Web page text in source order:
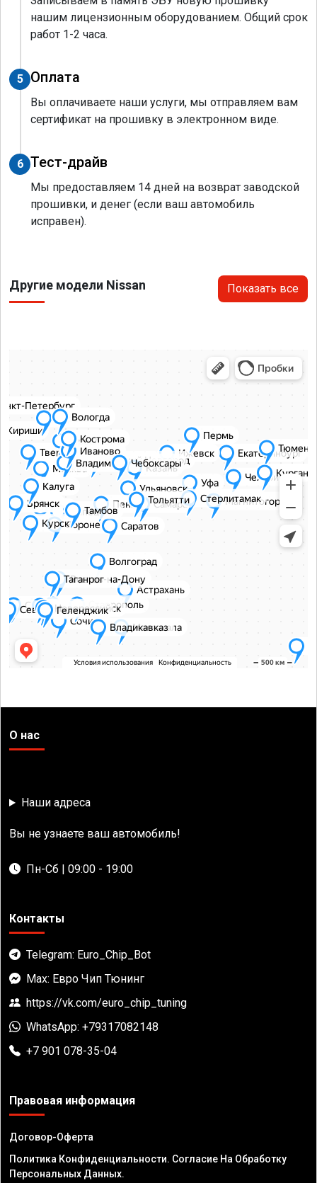
нашим лицензионным оборудованием. Общий срок
работ 1-2 часа.
5 Оплата
Вы оплачиваете наши услуги, мы отправляем вам
сертификат на прошивку в электронном виде.
6 Тест-драйв
Мы предоставляем 14 дней на возврат заводской
прошивки, и денег (если ваш автомобиль
исправен).
Другие модели Nissan Показать все
О нас
Наши адреса
Вы не узнаете ваш автомобиль!
Пн-Сб | 09:00 - 19:00
Контакты
Telegram: Euro_Chip_Bot
Max: Евро Чип Тюнинг
https://vk.com/euro_chip_tuning
WhatsApp: +79317082148
+7 901 078-35-04
Правовая информация
Договор-Оферта
Политика Конфиденциальности. Согласие На Обработку
Персональных Данных.